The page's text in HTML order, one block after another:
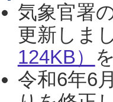
気象官署
更新しま
124KB）
令和6年6